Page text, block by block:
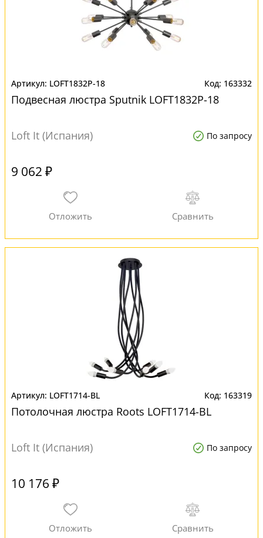
LOFT1832P-18 163332
Подвесная люстра Sputnik LOFT1832P-18
Loft It (Испания) По запросу
9 062 ₽
LOFT1714-BL 163319
Потолочная люстра Roots LOFT1714-BL
Loft It (Испания) По запросу
10 176 ₽